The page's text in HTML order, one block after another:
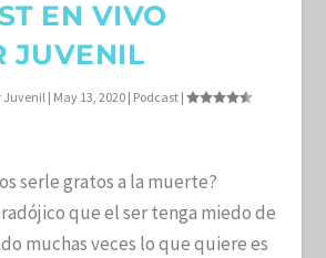
EN VIVO
JUVENIL
Juvenil | May 13, 2020 | Podcast |
serle gratos a la muerte?
que el ser tenga miedo de
muchas veces lo que quiere es